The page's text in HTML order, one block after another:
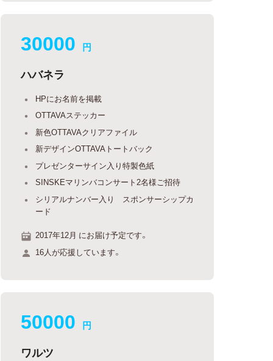
30000 円
ハバネラ
HPにお名前を掲載
OTTAVAステッカー
新色OTTAVAクリアファイル
新デザインOTTAVAトートバック
プレゼンターサイン入り特製色紙
SINSKEマリンバコンサート2名様ご招待
シリアルナンバー入り スポンサーシップカ
ード
2017年12月 にお届け予定です。
16人が応援しています。
50000 円
ワルツ